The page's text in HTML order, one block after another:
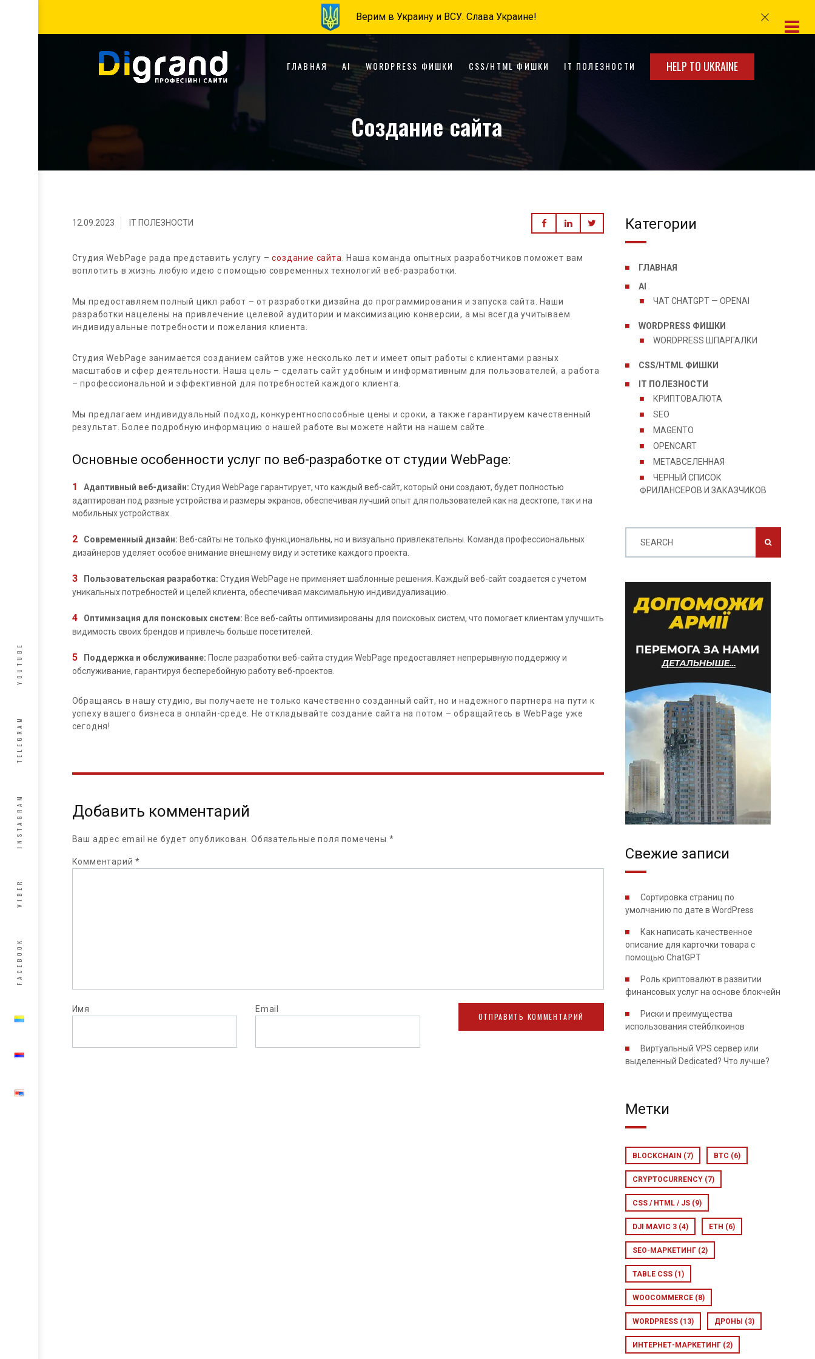
Верим в Украину и ВСУ. Слава Украине!
YOUTUBE
TELEGRAM
INSTAGRAM
VIBER
FACEBOOK
ГЛАВНАЯ AI WORDPRESS ФИШКИ CSS/HTML ФИШКИ IT ПОЛЕЗНОСТИ HELP TO UKRAINE
Создание сайта
Категории
ГЛАВНАЯ
AI
ЧАТ CHATGPT — OPENAI
WORDPRESS ФИШКИ
WORDPRESS ШПАРГАЛКИ
CSS/HTML ФИШКИ
IT ПОЛЕЗНОСТИ
КРИПТОВАЛЮТА
SEO
MAGENTO
OPENCART
МЕТАВСЕЛЕННАЯ
ЧЕРНЫЙ СПИСОК
ФРИЛАНСЕРОВ И ЗАКАЗЧИКОВ
SEARCH
Свежие записи
Сортировка страниц по
умолчанию по дате в WordPress
Как написать качественное
описание для карточки товара с
помощью ChatGPT
Роль криптовалют в развитии
финансовых услуг на основе блокчейн
Риски и преимущества
использования стейблкоинов
Виртуальный VPS сервер или
выделенный Dedicated? Что лучше?
Метки
BLOCKCHAIN (7) BTC (6)
CRYPTOCURRENCY (7)
CSS / HTML / JS (9)
DJI MAVIC 3 (4) ETH (6)
SEO-МАРКЕТИНГ (2)
TABLE CSS (1)
WOOCOMMERCE (8)
WORDPRESS (13) ДРОНЫ (3)
ИНТЕРНЕТ-МАРКЕТИНГ (2)
12.09.2023 IT ПОЛЕЗНОСТИ
Студия WebPage рада представить услугу –создание сайта . Наша команда опытных разработчиков поможет вам
воплотить в жизнь любую идею с помощью современных технологий веб-разработки.
Мы предоставляем полный цикл работ – от разработки дизайна до программирования и запуска сайта. Наши
разработки нацелены на привлечение целевой аудитории и максимизацию конверсии, а мы всегда учитываем
индивидуальные потребности и пожелания клиента.
Студия WebPage занимается созданием сайтов уже несколько лет и имеет опыт работы с клиентами разных
масштабов и сфер деятельности. Наша цель – сделать сайт удобным и информативным для пользователей, а работа
– профессиональной и эффективной для потребностей каждого клиента.
Мы предлагаем индивидуальный подход, конкурентноспособные цены и сроки, а также гарантируем качественный
результат. Более подробную информацию о нашей работе вы можете найти на нашем сайте.
Основные особенности услуг по веб-разработке от студии WebPage:
Адаптивный веб-дизайн: Студия WebPage гарантирует, что каждый веб-сайт, который они создают, будет полностью
адаптирован под разные устройства и размеры экранов, обеспечивая лучший опыт для пользователей как на десктопе, так и на
мобильных устройствах.
Современный дизайн: Веб-сайты не только функциональны, но и визуально привлекательны. Команда профессиональных
дизайнеров уделяет особое внимание внешнему виду и эстетике каждого проекта.
Пользовательская разработка: Студия WebPage не применяет шаблонные решения. Каждый веб-сайт создается с учетом
уникальных потребностей и целей клиента, обеспечивая максимальную индивидуализацию.
Оптимизация для поисковых систем: Все веб-сайты оптимизированы для поисковых систем, что помогает клиентам улучшить
видимость своих брендов и привлечь больше посетителей.
Поддержка и обслуживание: После разработки веб-сайта студия WebPage предоставляет непрерывную поддержку и
обслуживание, гарантируя бесперебойную работу веб-проектов.
Обращаясь в нашу студию, вы получаете не только качественно созданный сайт, но и надежного партнера на пути к
успеху вашего бизнеса в онлайн-среде. Не откладывайте создание сайта на потом – обращайтесь в WebPage уже
сегодня!
Добавить комментарий
Ваш адрес email не будет опубликован. Обязательные поля помечены *
Комментарий*
Имя Email